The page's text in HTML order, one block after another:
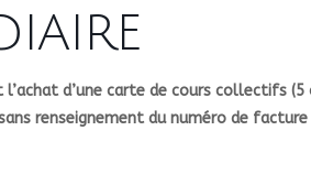
d’une carte de cours collectifs (5
renseignement du numéro de